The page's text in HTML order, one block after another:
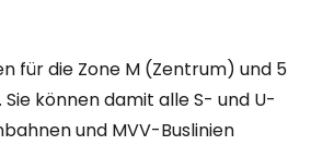
für die Zone M (Zentrum) und 5
Sie können damit alle S- und U-
und MVV-Buslinien